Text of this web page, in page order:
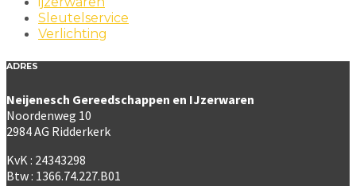
Sleutelservice
Verlichting
ADRES
Neijenesch Gereedschappen en IJzerwaren
Noordenweg 10
2984 AG Ridderkerk
KvK : 24343298
Btw : 1366.74.227.B01